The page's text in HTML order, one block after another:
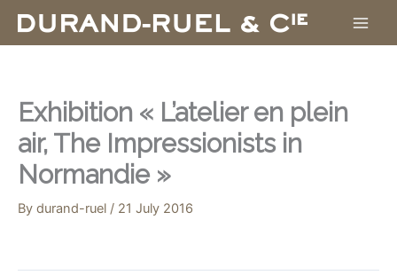
Exhibition « L’atelier en plein
air, The Impressionists in
Normandie »
By durand-ruel / 21 July 2016